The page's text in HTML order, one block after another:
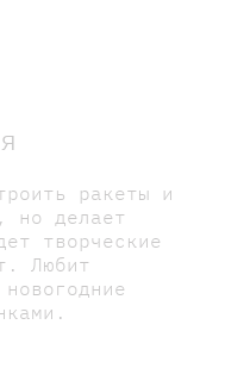
ракеты и
но делает
творческие
Любит